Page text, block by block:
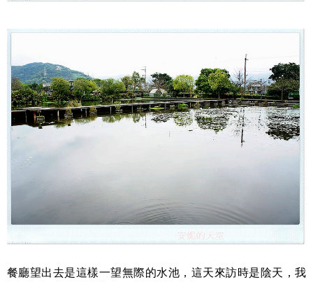
餐廳望出去是這樣一望無際的水池，這天來訪時是陰天，我